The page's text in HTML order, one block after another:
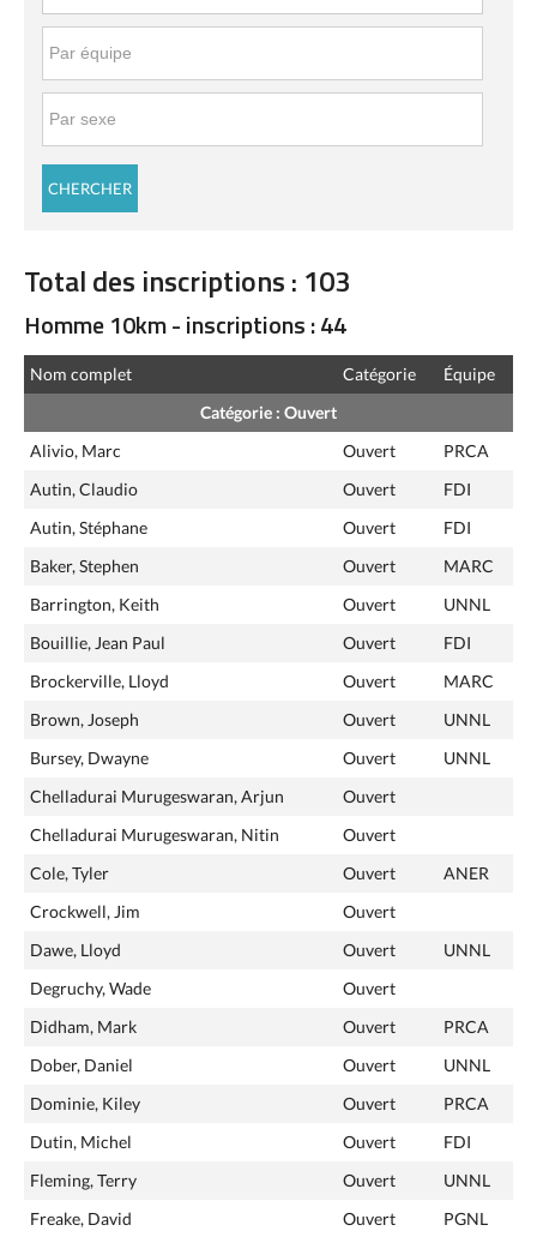
Total des inscriptions : 103
Homme 10km - inscriptions : 44
Nom complet Catégorie
Équipe
Catégorie : Ouvert
Alivio, Marc
Ouvert
PRCA
Autin, Claudio
Ouvert
FDI
Autin, Stéphane
Ouvert
FDI
Baker, Stephen
Ouvert
MARC
Barrington, Keith
Ouvert
UNNL
Bouillie, Jean Paul
Ouvert
FDI
Brockerville, Lloyd
Ouvert
MARC
Brown, Joseph
Ouvert
UNNL
Bursey, Dwayne
Ouvert
UNNL
Chelladurai Murugeswaran, Arjun
Ouvert
Chelladurai Murugeswaran, Nitin
Ouvert
Cole, Tyler
Ouvert
ANER
Crockwell, Jim
Ouvert
Dawe, Lloyd
Ouvert
UNNL
Degruchy, Wade
Ouvert
Didham, Mark
Ouvert
PRCA
Dober, Daniel
Ouvert
UNNL
Dominie, Kiley
Ouvert
PRCA
Dutin, Michel
Ouvert
FDI
Fleming, Terry
Ouvert
UNNL
Freake, David
Ouvert
PGNL